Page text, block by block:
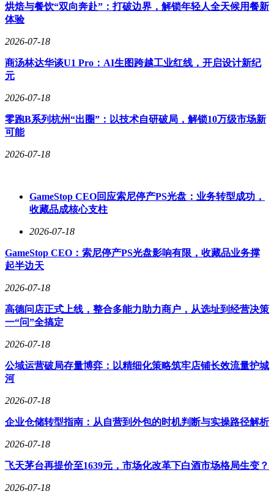
烘焙与餐饮“双向奔赴”：打破边界，解锁年轻人全天候用餐新
体验
2026-07-18
商汤林达华谈U1 Pro：AI生图跨越工业红线，开启设计新纪
元
2026-07-18
零跑B系列杭州“出圈”：以技术自研破局，解锁10万级市场新
可能
2026-07-18
GameStop CEO回应索尼停产PS光盘：业务转型成功，
收藏品成核心支柱
2026-07-18
GameStop CEO：索尼停产PS光盘影响有限，收藏品业务撑
起半边天
2026-07-18
高德问店正式上线，整合多能力助力商户，从选址到经营决策
一“问”全搞定
2026-07-18
公域运营破局存量博弈：以精细化策略筑牢店铺长效流量护城
河
2026-07-18
企业仓储转型指南：从自营到外包的时机判断与实操路径解析
2026-07-18
飞天茅台再提价至1639元，市场化改革下白酒市场格局生变？
2026-07-18